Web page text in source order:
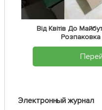
Від Квітів До
Электронный журнал